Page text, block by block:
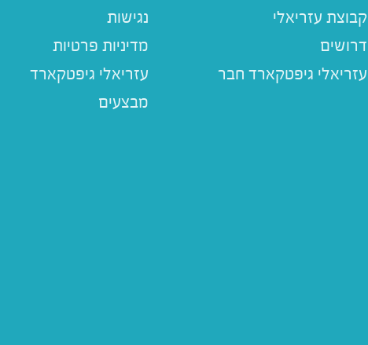
נגישות
מדיניות פרטיות
עזריאלי גיפטקארד
מבצעים
קבוצת עזריאלי
דרושים